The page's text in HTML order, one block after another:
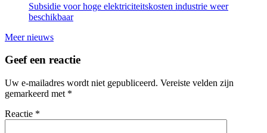
Subsidie voor hoge elektriciteitskosten industrie weer
beschikbaar
Meer nieuws
Geef een reactie
Uw e-mailadres wordt niet gepubliceerd. Vereiste velden zijn
gemarkeerd met *
Reactie *